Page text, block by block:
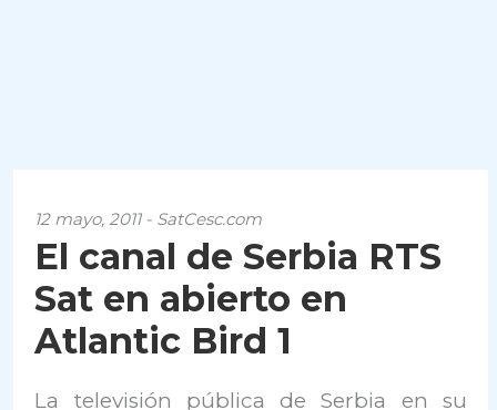
12 mayo, 2011 - SatCesc.com
El canal de Serbia RTS
Sat en abierto en
Atlantic Bird 1
La televisión pública de Serbia en su